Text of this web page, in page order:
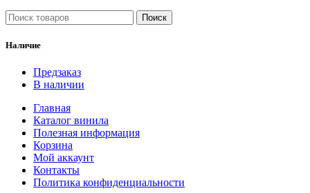
Поиск
Наличие
Предзаказ
В наличии
Главная
Каталог винила
Полезная информация
Корзина
Мой аккаунт
Контакты
Политика конфиденциальности